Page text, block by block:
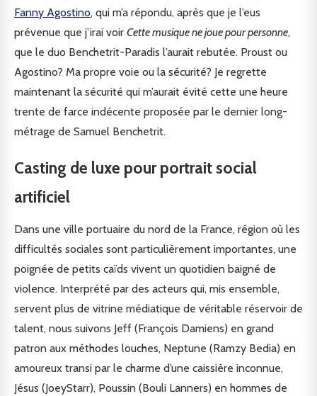
Fanny Agostino, qui m’a répondu, après que je l’eus
prévenue que j’irai voir Cette musique ne joue pour personne,
que le duo Benchetrit-Paradis l’aurait rebutée. Proust ou
Agostino? Ma propre voie ou la sécurité? Je regrette
maintenant la sécurité qui m’aurait évité cette une heure
trente de farce indécente proposée par le dernier long-
métrage de Samuel Benchetrit.
Casting de luxe pour portrait social
artificiel
Dans une ville portuaire du nord de la France, région où les
difficultés sociales sont particulièrement importantes, une
poignée de petits caïds vivent un quotidien baigné de
violence. Interprété par des acteurs qui, mis ensemble,
servent plus de vitrine médiatique de véritable réservoir de
talent, nous suivons Jeff (François Damiens) en grand
patron aux méthodes louches, Neptune (Ramzy Bedia) en
amoureux transi par le charme d’une caissière inconnue,
Jésus (JoeyStarr), Poussin (Bouli Lanners) en hommes de